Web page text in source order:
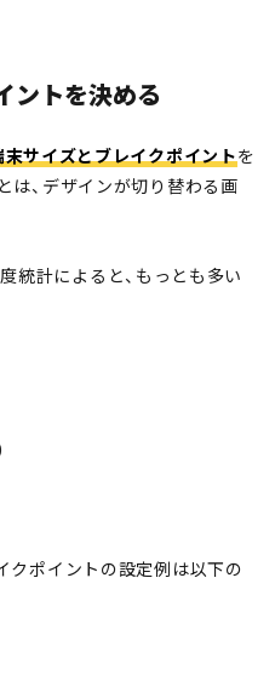
ントを決める
サイズとブレイクポイントを
は、デザインが切り替わる画
計によると、もっとも多い
クポイントの設定例は以下の